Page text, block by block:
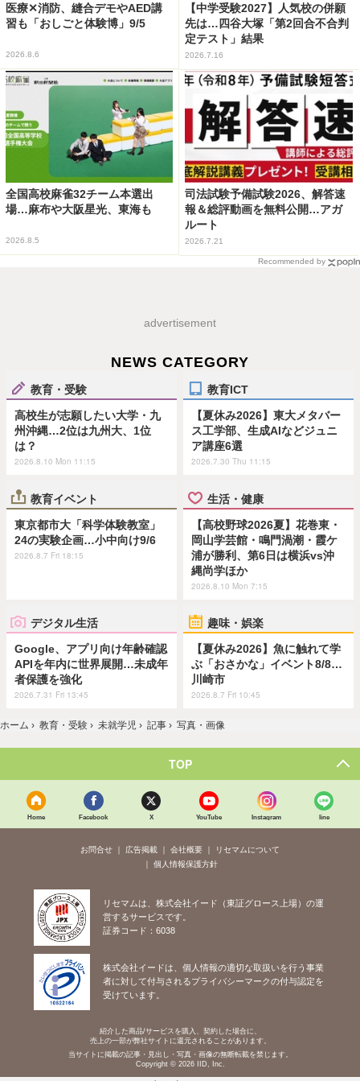
医療✕消防、縫合デモやAED講
習も「おしごと体験博」9/5
2026.8.6
【中学受験2027】人気校の併願
先は…四谷大塚「第2回合不合判
定テスト」結果
2026.7.16
全国高校麻雀32チーム本選出
場…麻布や大阪星光、東海も
2026.8.5
司法試験予備試験2026、解答速
報＆総評動画を無料公開…アガ
ルート
2026.7.21
Recommended by
advertisement
NEWS CATEGORY
教育・受験
高校生が志願したい大学・九
州沖縄…2位は九州大、1位
は？
2026.8.10 Mon 11:15
教育ICT
【夏休み2026】東大メタバー
ス工学部、生成AIなどジュニ
ア講座6選
2026.7.30 Thu 11:15
教育イベント
東京都市大「科学体験教室」
24の実験企画…小中向け9/6
2026.8.7 Fri 18:15
生活・健康
【高校野球2026夏】花巻東・
岡山学芸館・鳴門渦潮・霞ケ
浦が勝利、第6日は横浜vs沖
縄尚学ほか
2026.8.10 Mon 7:15
デジタル生活
Google、アプリ向け年齢確認
APIを年内に世界展開…未成年
者保護を強化
2026.7.31 Fri 13:45
趣味・娯楽
【夏休み2026】魚に触れて学
ぶ「おさかな」イベント8/8…
川崎市
2026.8.7 Fri 10:45
ホーム › 教育・受験 › 未就学児 › 記事 › 写真・画像
TOP
Home Facebook X YouTube Instagram line
お問合せ 広告掲載 会社概要
リセマムについて
個人情報保護方針
リセマムは、株式会社イード（東証グロース上場）の運
営するサービスです。
証券コード：6038
株式会社イードは、個人情報の適切な取扱いを行う事業
者に対して付与されるプライバシーマークの付与認定を
受けています。
紹介した商品/サービスを購入、契約した場合に、
売上の一部が弊社サイトに還元されることがあります。
当サイトに掲載の記事・見出し・写真・画像の無断転載を禁じます。
Copyright © 2026 IID, Inc.